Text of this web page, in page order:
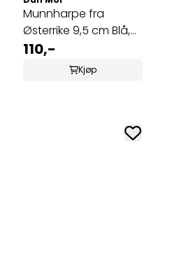
Munnharpe fra
Østerrike 9,5 cm Blå,
MMO-995B
110,-
Kjøp